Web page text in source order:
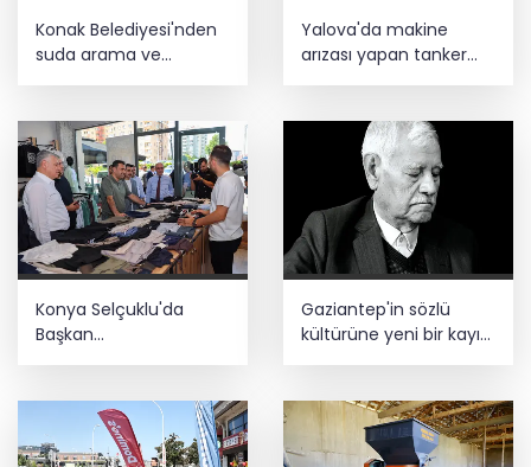
Konak Belediyesi'nden
suda arama ve
Yalova'da makine
arızası yapan tanker
Konya Selçuklu'da
Başkan
Pekyatırmacı'dan
Gaziantep'in sözlü
kültürüne yeni bir kayıt
daha